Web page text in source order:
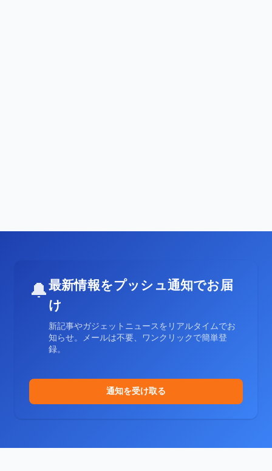
🔔最新情報をプッシュ通知でお届
け
新記事やガジェットニュースをリアルタイムでお
知らせ。メールは不要、ワンクリックで簡単登
録。
通知を受け取る